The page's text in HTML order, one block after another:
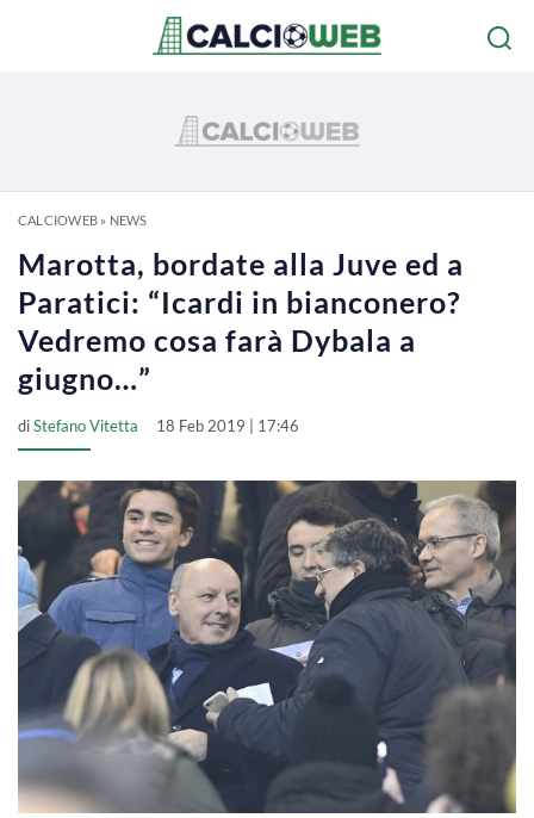
CALCIOWEB» NEWS
Marotta, bordate alla Juve ed a
Paratici: “Icardi in bianconero?
Vedremo cosa farà Dybala a
giugno…”
diStefano Vitetta 18 Feb 2019 | 17:46